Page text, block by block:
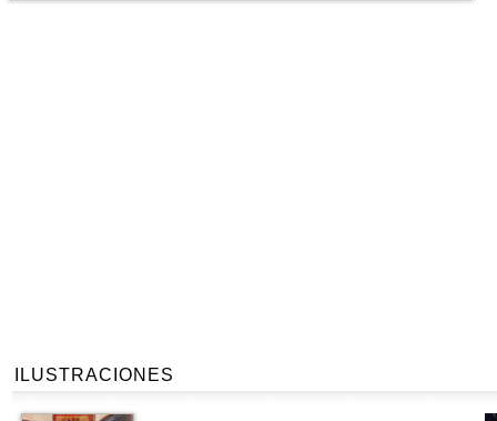
ILUSTRACIONES